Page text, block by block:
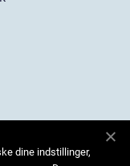
dine indstillinger,